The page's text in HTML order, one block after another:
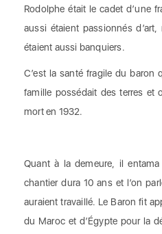
Rodolphe était le cadet d’une
aussi étaient passionnés
étaient aussi banquiers.
C’est la santé fragile du baron
famille possédait des terres et
mort en 1932.
Quant à la demeure, il
chantier dura 10 ans et l’on
auraient travaillé. Le Baron fit
du Maroc et d’Égypte pour la